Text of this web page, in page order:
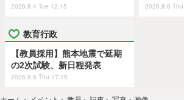
2026.8.4 Tue 12:15 2026.8.6
教育行政
【教員採用】熊本地震で延期
の2次試験、新日程発表
2026.8.6 Thu 17:15